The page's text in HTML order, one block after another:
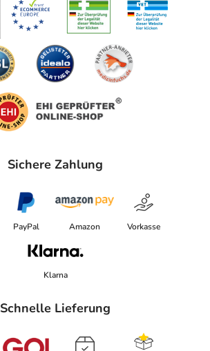
Sichere Zahlung
PayPal Amazon Vorkasse
Klarna
Schnelle Lieferung